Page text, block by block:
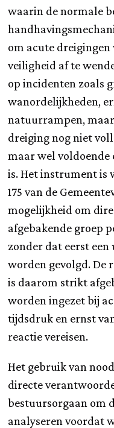
waarin de normale
om acute dreigingen
veiligheid af te
op incidenten zoals
wanordelijkheden,
natuurrampen, maar
dreiging nog niet
maar wel voldoende
is. Het instrument is
175 van de
mogelijkheid om
afgebakende groep
zonder dat eerst
worden gevolgd.
is daarom strikt
worden ingezet bij
tijdsdruk en ernst
reactie vereisen.
Het gebruik van
directe
bestuursorgaan om
analyseren voordat